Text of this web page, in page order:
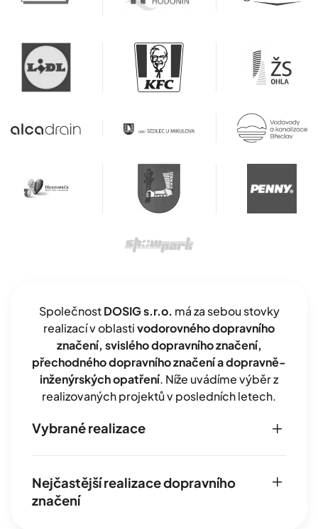
SpolečnostDOSIG s.r.o. má za sebou stovky
realizací v oblastivodorovného dopravního
značení, svislého dopravního značení,
přechodného dopravního značení a dopravně-
inženýrských opatření. Níže uvádíme výběr z
realizovaných projektů v posledních letech.
Vybrané realizace
Nejčastější realizace dopravního
značení